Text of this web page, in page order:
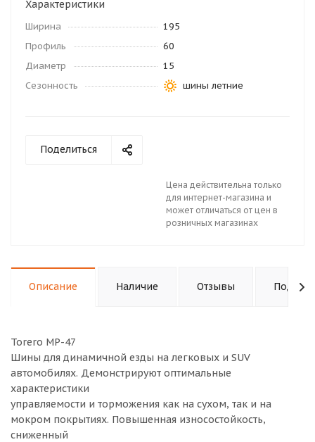
Характеристики
Ширина
195
Профиль
60
Диаметр
15
Сезонность
шины летние
Поделиться
Цена действительна только
для интернет-магазина и
может отличаться от цен в
розничных магазинах
Описание Наличие Отзывы
Torero MP-47
Шины для динамичной езды на легковых и SUV
автомобилях. Демонстрируют оптимальные
характеристики
управляемости и торможения как на сухом, так и на
мокром покрытиях. Повышенная износостойкость,
сниженный